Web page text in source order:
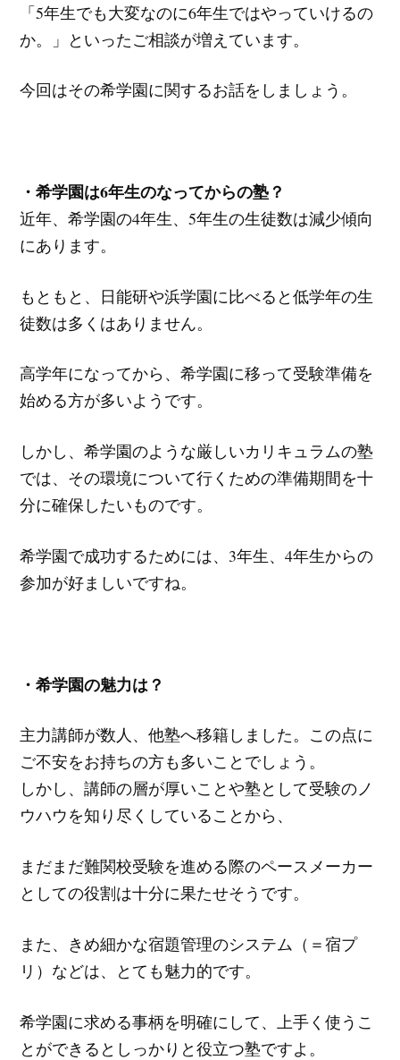
「5年生でも大変なのに6年生ではやっていけるの
か。」といったご相談が増えています。
今回はその希学園に関するお話をしましょう。
・希学園は6年生のなってからの塾？
近年、希学園の4年生、5年生の生徒数は減少傾向
にあります。
もともと、日能研や浜学園に比べると低学年の生
徒数は多くはありません。
高学年になってから、希学園に移って受験準備を
始める方が多いようです。
しかし、希学園のような厳しいカリキュラムの塾
では、その環境について行くための準備期間を十
分に確保したいものです。
希学園で成功するためには、3年生、4年生からの
参加が好ましいですね。
・希学園の魅力は？
主力講師が数人、他塾へ移籍しました。この点に
ご不安をお持ちの方も多いことでしょう。
しかし、講師の層が厚いことや塾として受験のノ
ウハウを知り尽くしていることから、
まだまだ難関校受験を進める際のペースメーカー
としての役割は十分に果たせそうです。
また、きめ細かな宿題管理のシステム（＝宿プ
リ）などは、とても魅力的です。
希学園に求める事柄を明確にして、上手く使うこ
とができるとしっかりと役立つ塾ですよ。